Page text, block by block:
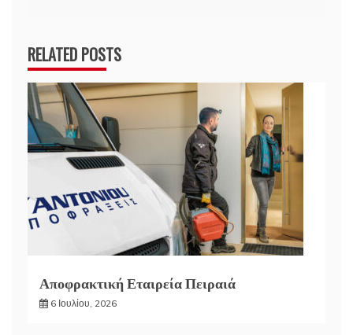
RELATED POSTS
Αποφρακτική Εταιρεία Πειραιά
6 Ιουλίου, 2026